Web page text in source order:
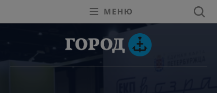
МЕНЮ